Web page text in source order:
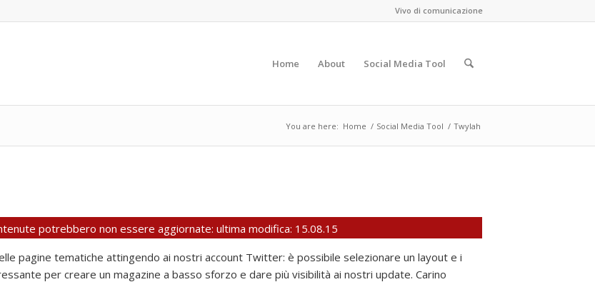
Vivo di comunicazione
Home About Social Media Tool
You are here: Home / Social Media Tool / Twylah
potrebbero non essere aggiornate: ultima modifica: 15.08.15
pagine tematiche attingendo ai nostri account Twitter: è possibile selezionare un layout e i
per creare un magazine a basso sforzo e dare più visibilità ai nostri update. Carino